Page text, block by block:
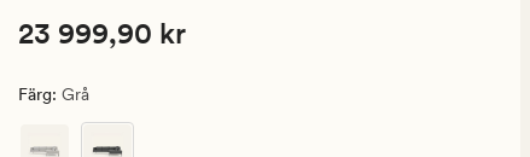
Pris
999,90
Ordinarie
Pris 23 999,90 kr
23 999,90 kr
Färg: Grå